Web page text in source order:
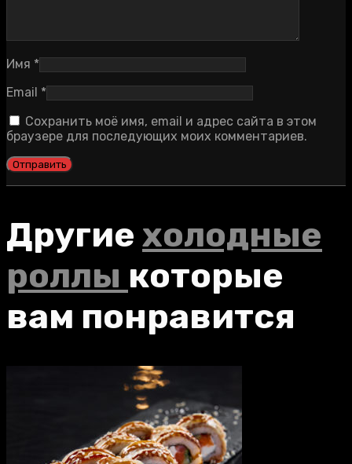
Имя *
Email *
Сохранить моё имя, email и адрес сайта в этом
браузере для последующих моих комментариев.
Другие холодные
роллы которые
вам понравится